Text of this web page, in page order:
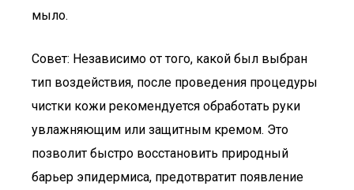
мыло.
Совет: Независимо от того, какой был выбран
тип воздействия, после проведения процедуры
чистки кожи рекомендуется обработать руки
увлажняющим или защитным кремом. Это
позволит быстро восстановить природный
барьер эпидермиса, предотвратит появление